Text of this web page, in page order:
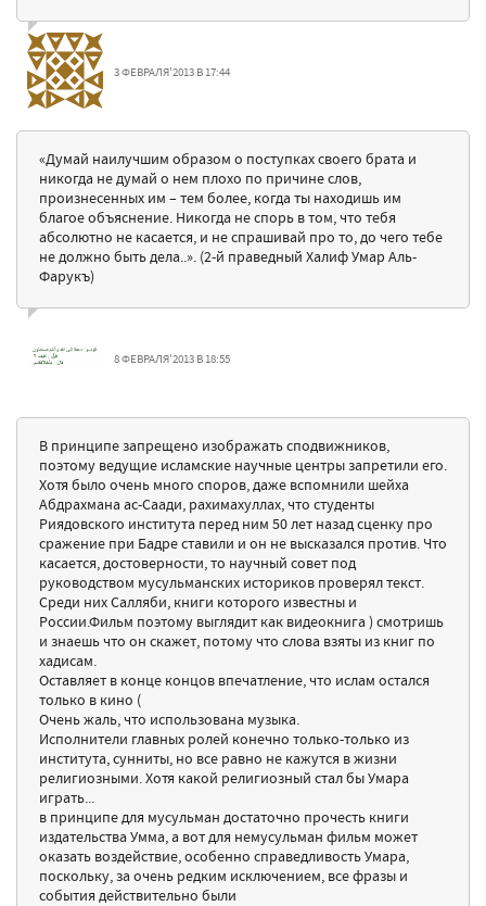
3 ФЕВРАЛЯ'2013 В 17:44
«Думай наилучшим образом о поступках своего брата и
никогда не думай о нем плохо по причине слов,
произнесенных им – тем более, когда ты находишь им
благое объяснение. Никогда не спорь в том, что тебя
абсолютно не касается, и не спрашивай про то, до чего тебе
не должно быть дела..». (2-й праведный Халиф Умар Аль-
Фарукъ)
8 ФЕВРАЛЯ'2013 В 18:55
В принципе запрещено изображать сподвижников,
поэтому ведущие исламские научные центры запретили его.
Хотя было очень много споров, даже вспомнили шейха
Абдрахмана ас-Саади, рахимахуллах, что студенты
Риядовского института перед ним 50 лет назад сценку про
сражение при Бадре ставили и он не высказался против. Что
касается, достоверности, то научный совет под
руководством мусульманских историков проверял текст.
Среди них Салляби, книги которого известны и
России.Фильм поэтому выглядит как видеокнига ) смотришь
и знаешь что он скажет, потому что слова взяты из книг по
хадисам.
Оставляет в конце концов впечатление, что ислам остался
только в кино (
Очень жаль, что использована музыка.
Исполнители главных ролей конечно только-только из
института, сунниты, но все равно не кажутся в жизни
религиозными. Хотя какой религиозный стал бы Умара
играть...
в принципе для мусульман достаточно прочесть книги
издательства Умма, а вот для немусульман фильм может
оказать воздействие, особенно справедливость Умара,
поскольку, за очень редким исключением, все фразы и
события действительно были